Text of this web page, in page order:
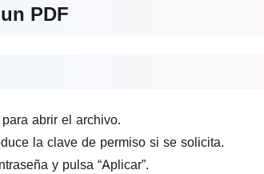
PDF
abrir el archivo.
la clave de permiso si se solicita.
y pulsa “Aplicar”.